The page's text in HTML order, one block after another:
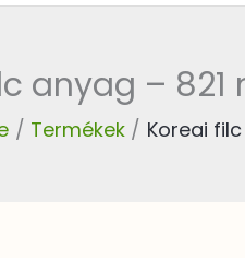
anyag –
Termékek Koreai